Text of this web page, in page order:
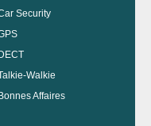
Security
DECT
Walkie
Bonnes Affaires